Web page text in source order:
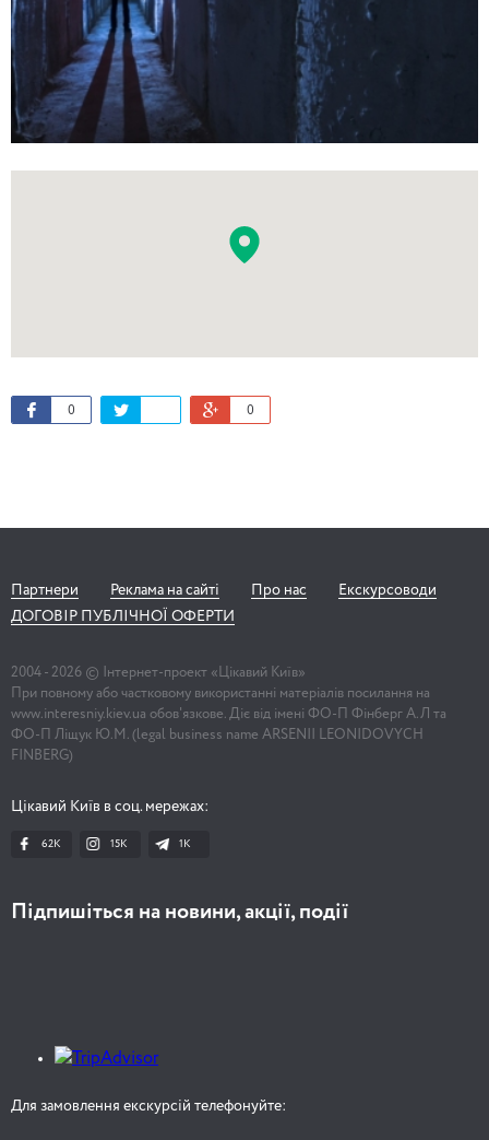
0 0
Партнери Реклама на сайті Про нас
Екскурсоводи
ДОГОВІР ПУБЛІЧНОЇ ОФЕРТИ
2004 - 2026 © Інтернет-проект «Цікавий Київ»
При повному або частковому використанні матеріалів посилання на
www.interesniy.kiev.ua обов'язкове. Діє від імені ФО-П Фінберг А.Л та
ФО-П Ліщук Ю.М. (legal business name ARSENII LEONIDOVYCH
FINBERG)
Цікавий Київ в соц. мережах:
62K 15K 1К
Підпишіться на новини, акції, події
Для замовлення екскурсій телефонуйте: